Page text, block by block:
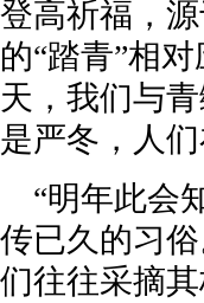
登高祈福，
的“踏青”相
天，我们与
是严冬，人
“明年此会
传已久的习
们往往采摘